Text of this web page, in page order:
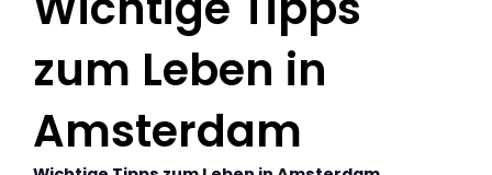
zum Leben in
Amsterdam